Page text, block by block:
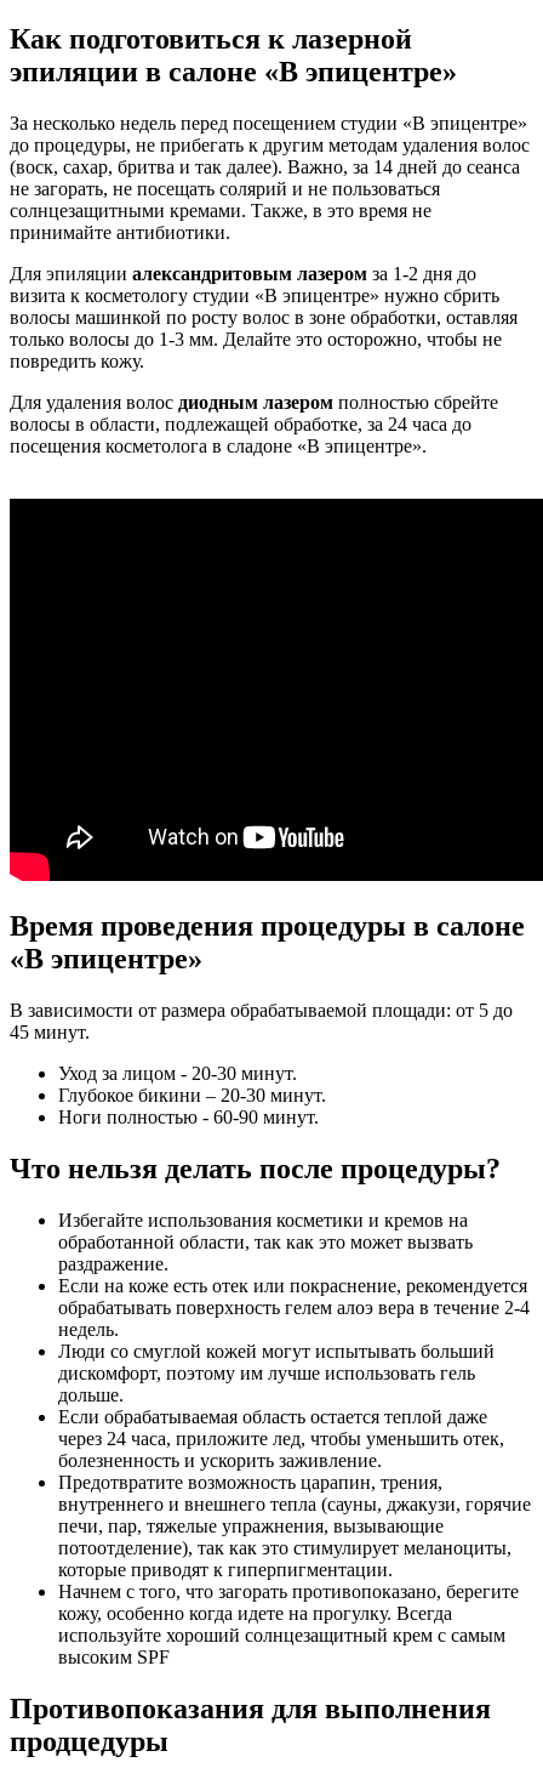
Как подготовиться к лазерной
эпиляции в салоне «В эпицентре»
За несколько недель перед посещением студии «В эпицентре»
до процедуры, не прибегать к другим методам удаления волос
(воск, сахар, бритва и так далее). Важно, за 14 дней до сеанса
не загорать, не посещать солярий и не пользоваться
солнцезащитными кремами. Также, в это время не
принимайте антибиотики.
Для эпиляции александритовым лазером за 1-2 дня до
визита к косметологу студии «В эпицентре» нужно сбрить
волосы машинкой по росту волос в зоне обработки, оставляя
только волосы до 1-3 мм. Делайте это осторожно, чтобы не
повредить кожу.
Для удаления волос диодным лазером полностью сбрейте
волосы в области, подлежащей обработке, за 24 часа до
посещения косметолога в сладоне «В эпицентре».
Время проведения процедуры в салоне
«В эпицентре»
В зависимости от размера обрабатываемой площади: от 5 до
45 минут.
Уход за лицом - 20-30 минут.
Глубокое бикини – 20-30 минут.
Ноги полностью - 60-90 минут.
Что нельзя делать после процедуры?
Избегайте использования косметики и кремов на
обработанной области, так как это может вызвать
раздражение.
Если на коже есть отек или покраснение, рекомендуется
обрабатывать поверхность гелем алоэ вера в течение 2-4
недель.
Люди со смуглой кожей могут испытывать больший
дискомфорт, поэтому им лучше использовать гель
дольше.
Если обрабатываемая область остается теплой даже
через 24 часа, приложите лед, чтобы уменьшить отек,
болезненность и ускорить заживление.
Предотвратите возможность царапин, трения,
внутреннего и внешнего тепла (сауны, джакузи, горячие
печи, пар, тяжелые упражнения, вызывающие
потоотделение), так как это стимулирует меланоциты,
которые приводят к гиперпигментации.
Начнем с того, что загорать противопоказано, берегите
кожу, особенно когда идете на прогулку. Всегда
используйте хороший солнцезащитный крем с самым
высоким SPF
Противопоказания для выполнения
продцедуры